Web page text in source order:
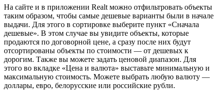
На сайте и в приложении Realt можно отфильтровать объекты
таким образом, чтобы самые дешевые варианты были в начале
выдачи. Для этого в сортировке выберите пункт «Сначала
дешевые». В этом случае вы увидите объекты, которые
продаются по договорной цене, а сразу после них будут
отсортированы объекты по стоимости — от дешевых к
дорогим. Также вы можете задать ценовой диапазон. Для
этого во вкладке «Цена и валюта» выставьте минимальную и
максимальную стоимость. Можете выбрать любую валюту —
доллары, евро, белорусские или российские рубли.